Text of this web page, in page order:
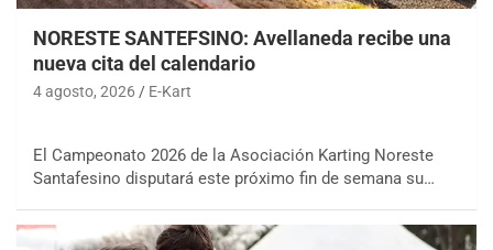
NORESTE SANTEFSINO: Avellaneda recibe una
nueva cita del calendario
4 agosto, 2026 E-Kart
El Campeonato 2026 de la Asociación Karting Noreste
Santafesino disputará este próximo fin de semana su…